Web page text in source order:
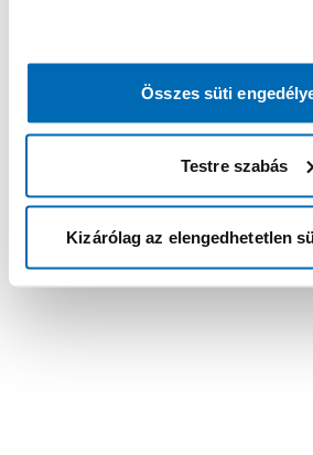
Összes süti
Testre szabás
Kizárólag az elengedhetetlen